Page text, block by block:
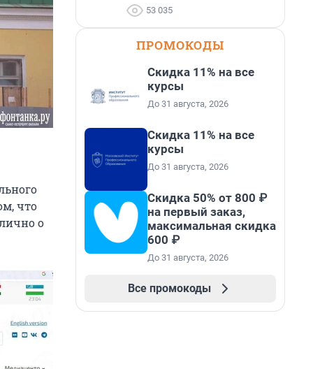
что
о
53 035
ПРОМОКОДЫ
Скидка 11% на все
курсы
До 31 августа, 2026
Скидка 11% на все
курсы
До 31 августа, 2026
Скидка 50% от 800 ₽
на первый заказ,
максимальная скидка
600 ₽
До 31 августа, 2026
Все промокоды